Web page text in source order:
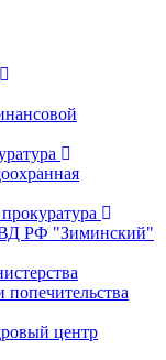
РФ "Зиминский"
попечительства
центр